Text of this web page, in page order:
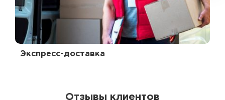
Экспресс-доставка
Отзывы клиентов